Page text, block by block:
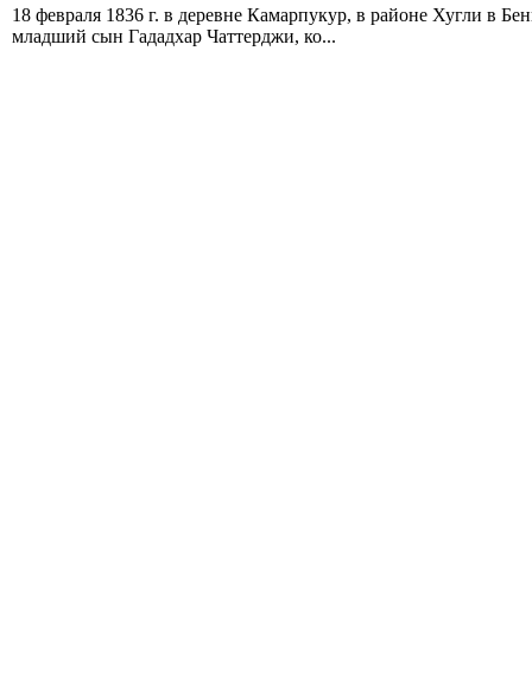
18 февраля 1836 г. в деревне Камарпукур, в районе Хугли в
младший сын Гададхар Чаттерджи, ко...